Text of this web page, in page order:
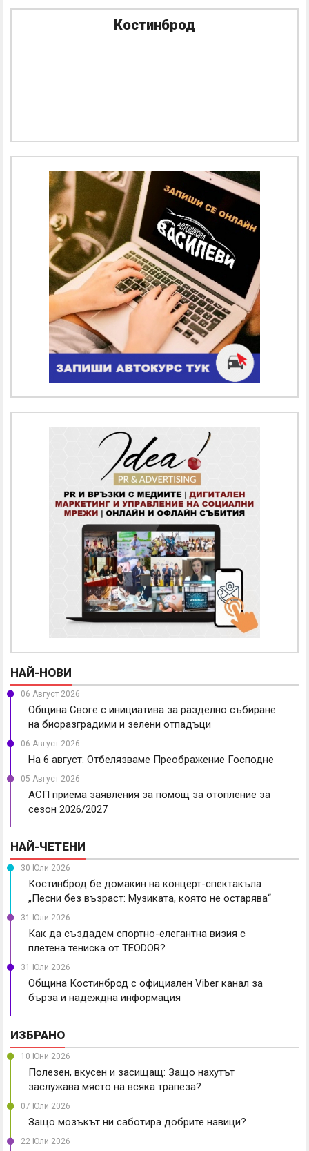
Костинброд
НАЙ-НОВИ
06 Август 2026
Община Своге с инициатива за разделно събиране
на биоразградими и зелени отпадъци
06 Август 2026
На 6 август: Отбелязваме Преображение Господне
05 Август 2026
АСП приема заявления за помощ за отопление за
сезон 2026/2027
НАЙ-ЧЕТЕНИ
30 Юли 2026
Костинброд бе домакин на концерт-спектакъла
„Песни без възраст: Музиката, която не остарява“
31 Юли 2026
Как да създадем спортно-елегантна визия с
плетена тениска от TEODOR?
31 Юли 2026
Община Костинброд с официален Viber канал за
бърза и надеждна информация
ИЗБРАНО
10 Юни 2026
Полезен, вкусен и засищащ: Защо нахутът
заслужава място на всяка трапеза?
07 Юли 2026
Защо мозъкът ни саботира добрите навици?
22 Юли 2026